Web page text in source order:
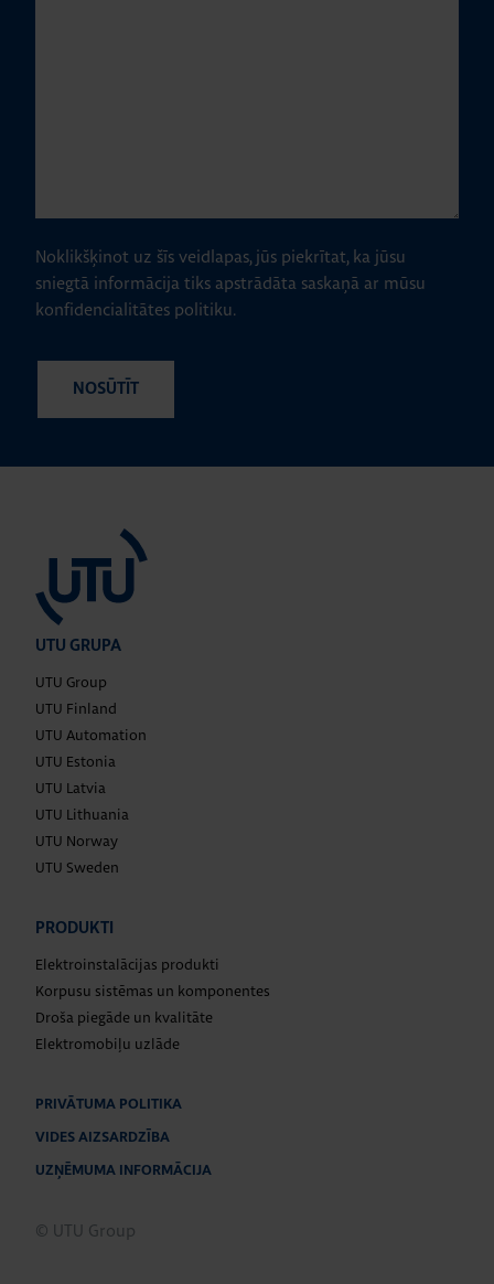
Noklikšķinot uz šīs veidlapas, jūs piekrītat, ka jūsu
sniegtā informācija tiks apstrādāta saskaņā ar mūsu
konfidencialitātes politiku.
UTU GRUPA
UTU Group
UTU Finland
UTU Automation
UTU Estonia
UTU Latvia
UTU Lithuania
UTU Norway
UTU Sweden
PRODUKTI
Elektroinstalācijas produkti
Korpusu sistēmas un komponentes
Droša piegāde un kvalitāte
Elektromobiļu uzlāde
PRIVĀTUMA POLITIKA
VIDES AIZSARDZĪBA
UZŅĒMUMA INFORMĀCIJA
© UTU Group